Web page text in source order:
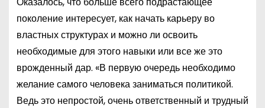
поколение интересует, как начать карьеру во
властных структурах и можно ли освоить
необходимые для этого навыки или все же это
врожденный дар. «В первую очередь необходимо
желание самого человека заниматься политикой.
Ведь это непростой, очень ответственный и трудный